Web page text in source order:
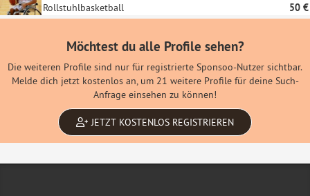
Rollstuhlbasketball 50 €
Möchtest du alle Profile sehen?
Die weiteren Profile sind nur für registrierte Sponsoo-Nutzer sichtbar.
Melde dich jetzt kostenlos an, um 21 weitere Profile für deine Such-
Anfrage einsehen zu können!
JETZT KOSTENLOS REGISTRIEREN